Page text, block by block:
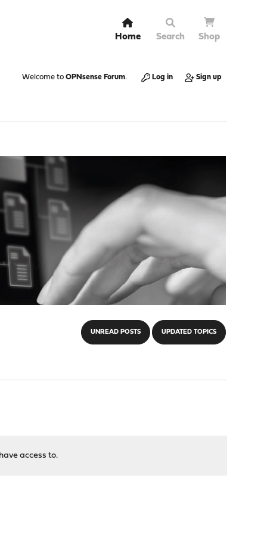
Home Search Shop
Welcome to OPNsense Forum. Log in Sign up
UNREAD POSTS UPDATED TOPICS
access to.